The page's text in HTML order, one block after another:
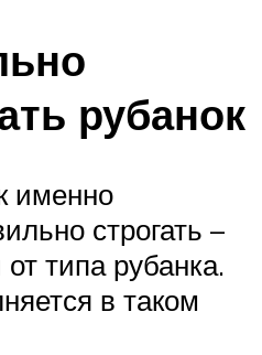
рубанок
именно
строгать –
типа рубанка.
в таком